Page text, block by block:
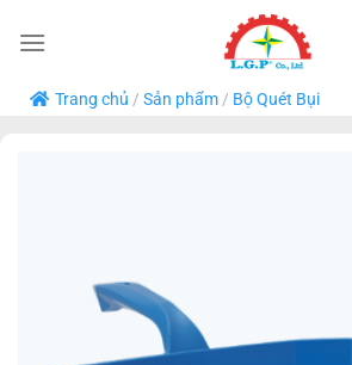
qua
dung
Trang chủ / Sản phẩm/ Bộ Quét Bụi